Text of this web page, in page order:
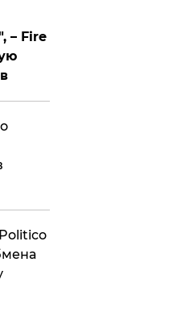
– Fire